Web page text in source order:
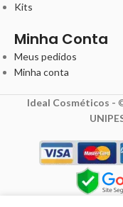
Kits
Minha Conta
Meus pedidos
Minha conta
Ideal Cosméticos -